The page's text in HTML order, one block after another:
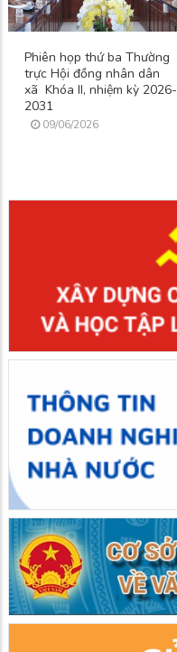
Phiên họp thứ ba Thường
trực Hội đồng nhân dân
xã Khóa II, nhiệm kỳ 2026-
2031
09/06/2026